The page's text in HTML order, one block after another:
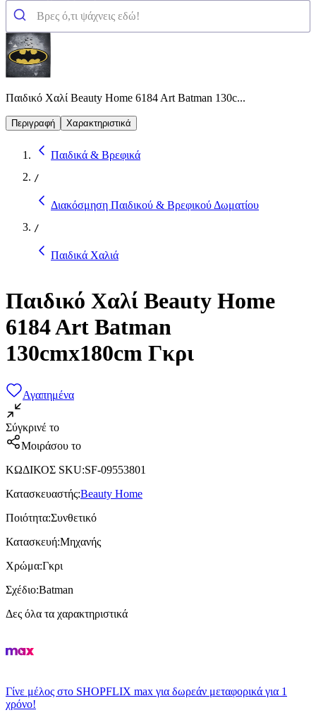
Παιδικό Χαλί Beauty Home 6184 Art Batman 130c...
Περιγραφή Χαρακτηριστικά
Παιδικά & Βρεφικά
/
Διακόσμηση Παιδικού & Βρεφικού Δωματίου
/
Παιδικά Χαλιά
Παιδικό Χαλί Beauty Home
6184 Art Batman
130cmx180cm Γκρι
Αγαπημένα
Σύγκρινέ το
Μοιράσου το
ΚΩΔΙΚΟΣ SKU:SF-09553801
Κατασκευαστής:Beauty Home
Ποιότητα:Συνθετικό
Κατασκευή:Μηχανής
Χρώμα:Γκρι
Σχέδιο:Batman
Δες όλα τα χαρακτηριστικά
Γίνε μέλος στο SHOPFLIX max για δωρεάν μεταφορικά για 1
χρόνο!